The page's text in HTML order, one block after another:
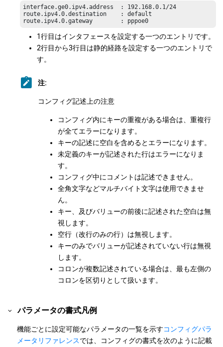
interface.ge0.ipv4.address  : 192.168.0.1/24
route.ipv4.0.destination    : default
route.ipv4.0.gateway        : pppoe0
1行目はインタフェースを設定する一つのエントリです。
2行目から3行目は静的経路を設定する一つのエントリで
す。
注:
コンフィグ記述上の注意
コンフィグ内にキーの重複がある場合は、重複行
が全てエラーになります。
キーの記述に空白を含めるとエラーになります。
未定義のキーが記述された行はエラーになりま
す。
コンフィグ中にコメントは記述できません。
全角文字などマルチバイト文字は使用できませ
ん。
キー、及びバリューの前後に記述された空白は無
視します。
空行（改行のみの行）は無視します。
キーのみでバリューが記述されていない行は無視
します。
コロンが複数記述されている場合は、最も左側の
コロンを区切りとして扱います。
パラメータの書式凡例
機能ごとに設定可能なパラメータの一覧を示すコンフィグパラ
メータリファレンスでは、コンフィグの書式を次のように記載